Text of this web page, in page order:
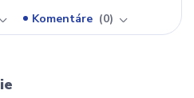
Komentáre 0